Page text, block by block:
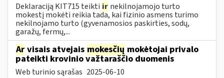
Deklaraciją KIT715 teikti ir nekilnojamojo turto
mokestį mokėti reikia tada, kai fizinio asmens turimo
nekilnojamo turto (gyvenamosios paskirties, sodų,
garažų, fermų,...
Ar visais atvejais mokesčių mokėtojai privalo
pateikti krovinio važtaraščio duomenis
Web turinio sąrašas 2025-06-10